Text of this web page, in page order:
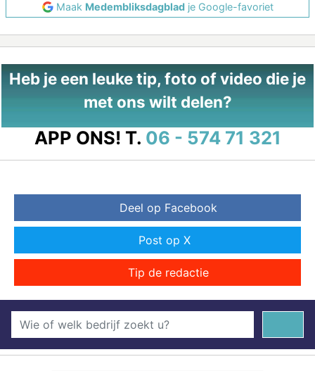
Maak Medembliksdagbladje Google-favoriet
Heb je een leuke tip, foto of video die je
met ons wilt delen?
APP ONS! T. 06 - 574 71 321
Deel op Facebook
Post op X
Tip de redactie